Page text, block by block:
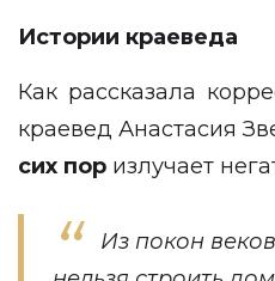
Истории краеведа
Как рассказала
краевед Анастасия
сих пор излучает
Из покон